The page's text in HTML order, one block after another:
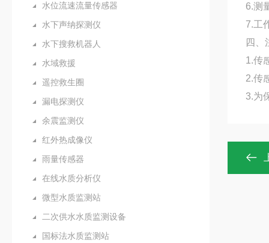
水位流速流量传感器
水下声纳探测仪
水下搜救机器人
水域救援
遥控救生圈
漏电探测仪
余震监测仪
红外热成像仪
雨量传感器
在线水质分析仪
微型水质监测站
二次供水水质监测设备
国标法水质监测站
6.测
7.工
四、
1.传
2.传
3.为